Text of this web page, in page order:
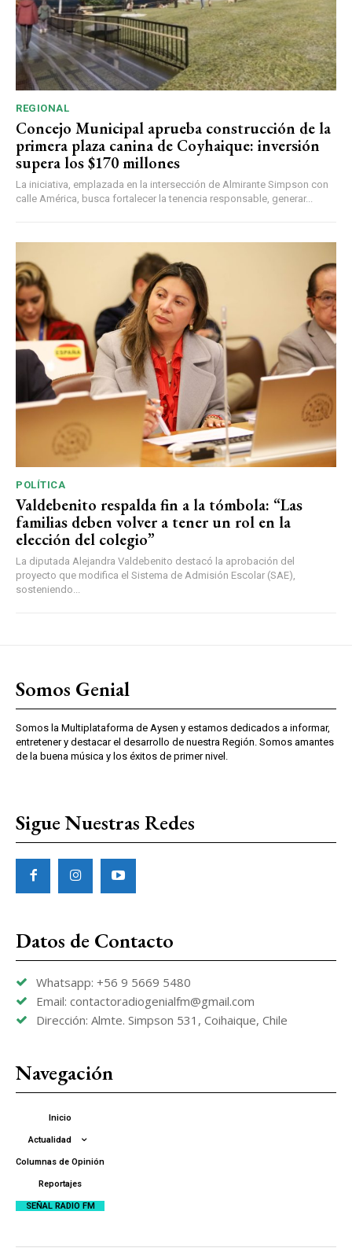
REGIONAL
Concejo Municipal aprueba construcción de la
primera plaza canina de Coyhaique: inversión
supera los $170 millones
La iniciativa, emplazada en la intersección de Almirante Simpson con
calle América, busca fortalecer la tenencia responsable, generar...
POLÍTICA
Valdebenito respalda fin a la tómbola: “Las
familias deben volver a tener un rol en la
elección del colegio”
La diputada Alejandra Valdebenito destacó la aprobación del
proyecto que modifica el Sistema de Admisión Escolar (SAE),
sosteniendo...
Somos Genial
Somos la Multiplataforma de Aysen y estamos dedicados a informar,
entretener y destacar el desarrollo de nuestra Región. Somos amantes
de la buena música y los éxitos de primer nivel.
Sigue Nuestras Redes
Datos de Contacto
Whatsapp: +56 9 5669 5480
Email: contactoradiogenialfm@gmail.com
Dirección: Almte. Simpson 531, Coihaique, Chile
Navegación
Inicio
Actualidad
Columnas de Opinión
Reportajes
SEÑAL RADIO FM